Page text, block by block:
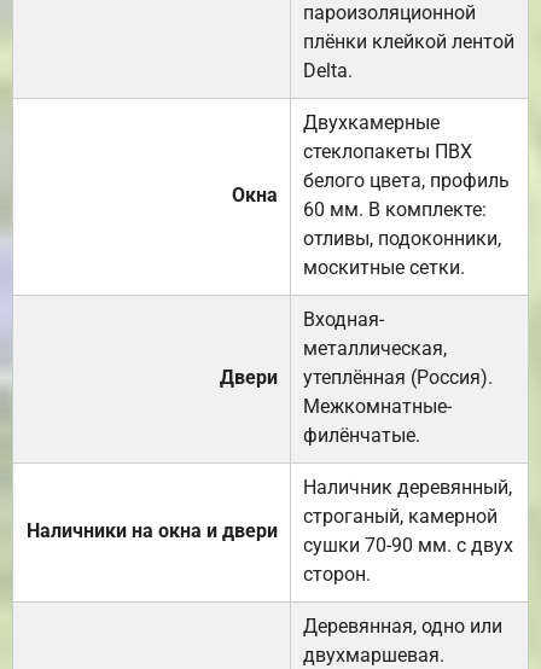
пароизоляционной
плёнки клейкой лентой
Delta.
Окна
Двухкамерные
стеклопакеты ПВХ
белого цвета, профиль
60 мм. В комплекте:
отливы, подоконники,
москитные сетки.
Двери
Входная-
металлическая,
утеплённая (Россия).
Межкомнатные-
филёнчатые.
Наличники на окна и двери
Наличник деревянный,
строганый, камерной
сушки 70-90 мм. с двух
сторон.
Деревянная, одно или
двухмаршевая.